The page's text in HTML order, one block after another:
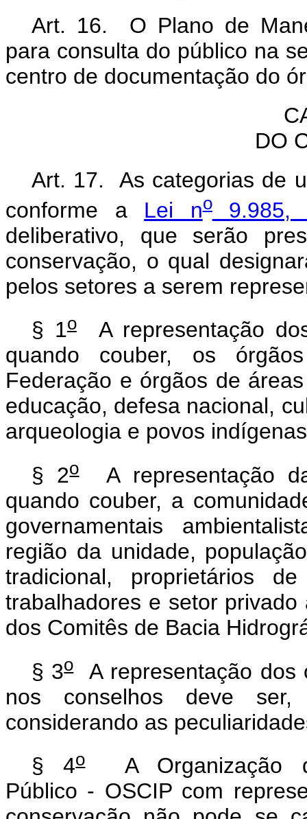
Art. 16. O Plano de
para consulta do público na
centro de documentação do
DO
Art. 17. As categorias de
conforme a Lei no9.985,
deliberativo, que serão
conservação, o qual
pelos setores a serem
§ 1oA representação
quando couber, os
Federação e órgãos de
educação, defesa nacional,
arqueologia e povos
§ 2oA representação
quando couber, a
governamentais
região da unidade,
tradicional, proprietários
trabalhadores e setor
dos Comitês de Bacia
§ 3oA representação dos
nos conselhos deve ser,
considerando as
§ 4oA Organização
Público - OSCIP com